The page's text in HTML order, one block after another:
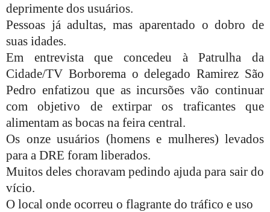
deprimente dos usuários.
Pessoas já adultas, mas aparentado o dobro de
suas idades.
Em entrevista que concedeu à Patrulha da
Cidade/TV Borborema o delegado Ramirez São
Pedro enfatizou que as incursões vão continuar
com objetivo de extirpar os traficantes que
alimentam as bocas na feira central.
Os onze usuários (homens e mulheres) levados
para a DRE foram liberados.
Muitos deles choravam pedindo ajuda para sair do
vício.
O local onde ocorreu o flagrante do tráfico e uso